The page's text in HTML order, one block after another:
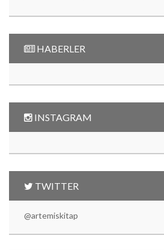
HABERLER
INSTAGRAM
TWITTER
@artemiskitap